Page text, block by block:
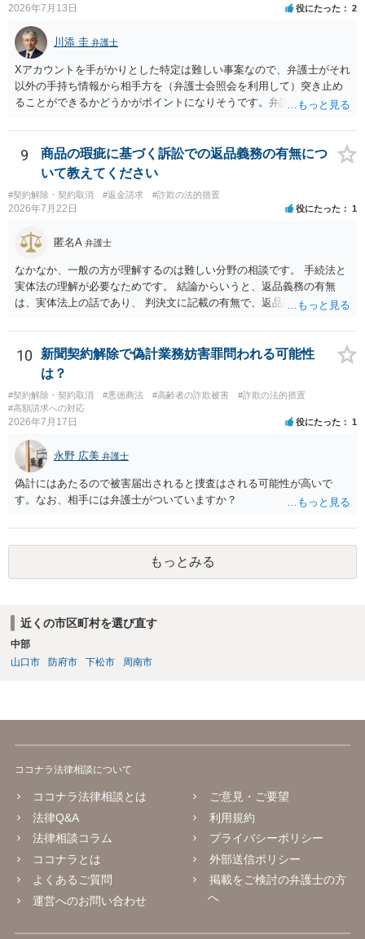
2026年7月13日 役にたった 2
川添 圭 弁護士
Xアカウントを手がかりとした特定は難しい事案なので、弁護士がそれ
以外の手持ち情報から相手方を（弁護士会照会を利用して）突き止め
ることができるかどうかがポイントになりそうです。弁護士による調
せることになるでしょう。見通しについては、実際の資料等を弁護士
に検討してもらう必要があると思います。弁護士費用は自由化されて
いますので個別に確認いただく必要がありますが、そもそも回収でき
るかどうかが問題になり得る事案であり、被害額の規模からみると、
仮に回収できたとしても弁護士費用を差し引いた実質回収分はかなり
少なくなる可能性もあるように思います。
9
商品の瑕疵に基づく訴訟での返品義務の有無につ
いて教えてください
#契約解除・契約取消 #返金請求 #詐欺の法的措置
2026年7月22日 役にたった 1
匿名A 弁護士
なかなか、一般の方が理解するのは難しい分野の相談です。 手続法と
実体法の理解が必要なためです。 結論からいうと、返品義務の有無
は、実体法上の話であり、 判決文に記載の有無で、返品義務の有無が
品せよ」と判決文に書かれていなくても、 全額支払い判決の前提とし
て、契約不適合責任を理由に契約を解除してれば、 原状回復義務とし
て、相談者さんは、商品の返品義務を負うことになります。 ただし、
訴訟上何等かの形で、返品義務の有無が争われ争点化していたが、 結
論として、返品義務が存在しないというような判断が判決理由中で下
されていれば、 相手は返品請求を再度主張できない可能性はあります
10
新聞契約解除で偽計業務妨害罪問われる可能性
は？
#契約解除・契約取消 #悪徳商法 #高齢者の詐欺被害
#詐欺の法的措置
#高額請求への対応
2026年7月17日 役にたった 1
永野 広美 弁護士
偽計にはあたるので被害届出されると捜査はされる可能性が高いで
す。なお、相手には弁護士がついていますか？
もっとみる
近くの市区町村を選び直す
中部
山口市
防府市 下松市 周南市
ココナラ法律相談について
ココナラ法律相談とは
法律Q&A
法律相談コラム
ココナラとは
よくあるご質問
運営へのお問い合わせ
ご意見・ご要望
利用規約
プライバシーポリシー
外部送信ポリシー
掲載をご検討の弁護士の方
へ